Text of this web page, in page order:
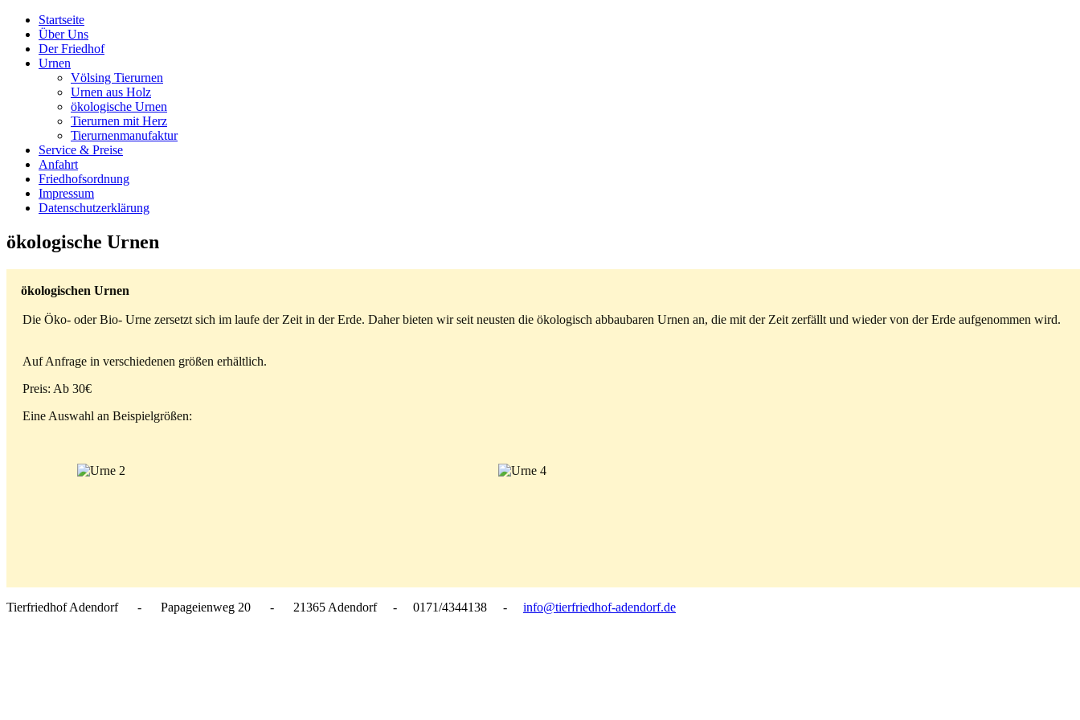
Startseite
Über Uns
Der Friedhof
Urnen
Völsing Tierurnen
Urnen aus Holz
ökologische Urnen
Tierurnen mit Herz
Tierurnenmanufaktur
Service & Preise
Anfahrt
Friedhofsordnung
Impressum
Datenschutzerklärung
ökologische Urnen
ökologischen Urnen
Die Öko- oder Bio- Urne zersetzt sich im laufe der Zeit in der Erde. Daher bieten wir seit neusten die ökologisch abbaubaren Urnen an, die mit der Zeit zerfällt und wieder von der Erde aufgenommen wird.
Auf Anfrage in verschiedenen größen erhältlich.
Preis: Ab 30€
Eine Auswahl an Beispielgrößen:
Tierfriedhof Adendorf - Papageienweg 20 - 21365 Adendorf - 0171/4344138 - info@tierfriedhof-adendorf.de